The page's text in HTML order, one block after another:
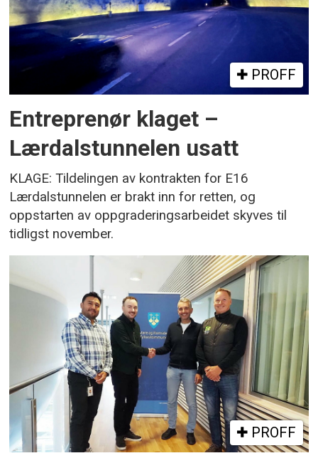
PROFF
Entreprenør klaget –
Lærdalstunnelen usatt
KLAGE: Tildelingen av kontrakten for E16
Lærdalstunnelen er brakt inn for retten, og
oppstarten av oppgraderingsarbeidet skyves til
tidligst november.
PROFF